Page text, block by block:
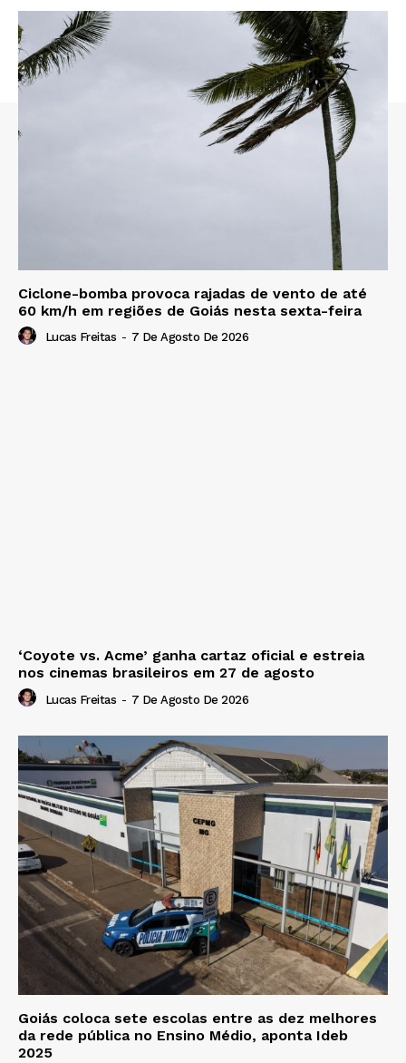
Ciclone-bomba provoca rajadas de vento de até
60 km/h em regiões de Goiás nesta sexta-feira
Lucas Freitas - 7 De Agosto De 2026
‘Coyote vs. Acme’ ganha cartaz oficial e estreia
nos cinemas brasileiros em 27 de agosto
Lucas Freitas - 7 De Agosto De 2026
Goiás coloca sete escolas entre as dez melhores
da rede pública no Ensino Médio, aponta Ideb
2025